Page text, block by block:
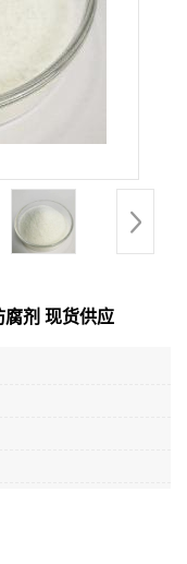
腐剂 现货供应